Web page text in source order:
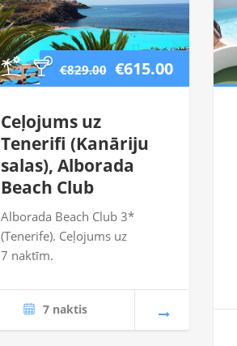
€829.00 €615.00
Ceļojums uz
Tenerifi (Kanāriju
salas), Alborada
Beach Club
Alborada Beach Club 3*
(Tenerife). Ceļojums uz
7 naktīm.
7 naktis